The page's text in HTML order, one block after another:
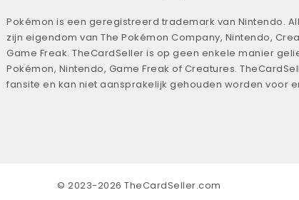
Pokémon is een geregistreerd trademark van Nintendo.
zijn eigendom van The Pokémon Company, Nintendo,
Game Freak. TheCardSeller is op geen enkele manier
Pokémon, Nintendo, Game Freak of Creatures.
fansite en kan niet aansprakelijk gehouden worden voor
© 2023-2026 TheCardSeller.com